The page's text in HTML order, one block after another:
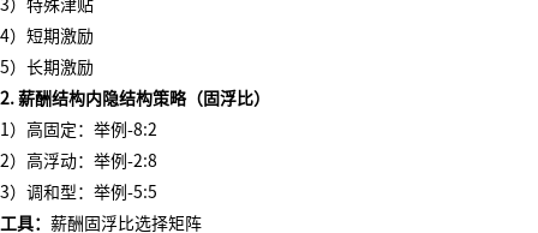
3）特殊津贴
4）短期激励
5）长期激励
2. 薪酬结构内隐结构策略（固浮比）
1）高固定：举例-8:2
2）高浮动：举例-2:8
3）调和型：举例-5:5
工具： 薪酬固浮比选择矩阵